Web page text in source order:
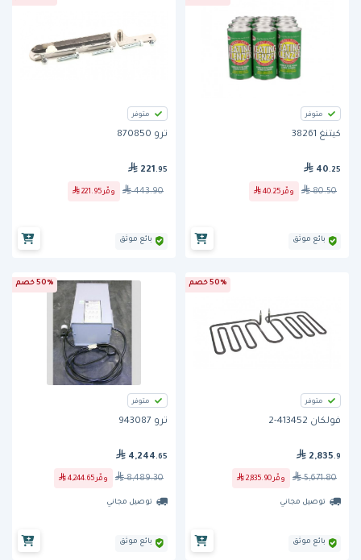
متوفر
كيتنغ 38261
40 .25
80.50 وفّر 40.25
بائع موثق
متوفر
ترو 870850
221 .95
443.90 وفّر 221.95
بائع موثق
50% خصم
متوفر
فولكان 413452-2
2,835 .9
5,671.80 وفّر 2,835.90
توصيل مجاني
بائع موثق
50% خصم
متوفر
ترو 943087
4,244 .65
8,489.30 وفّر 4,244.65
توصيل مجاني
بائع موثق